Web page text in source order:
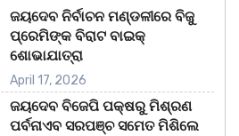
ଜୟଦେବ ନିର୍ବାଚନ ମଣ୍ଡଳୀରେ ବିଜୁ
ପ୍ରେମିଙ୍କ ବିରାଟ ବାଇକ୍
ଶୋଭାଯାତ୍ରା
April 17, 2026
ଜୟଦେବ ବିଜେପି ପକ୍ଷରୁ ମିଶ୍ରଣ
ପର୍ବନାଏବ ସରପଞ୍ଚ ସମେତ ମିଶିଲେ